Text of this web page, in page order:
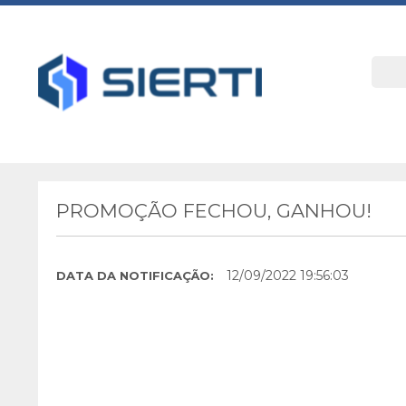
PROMOÇÃO FECHOU, GANHOU!
DATA DA NOTIFICAÇÃO: 12/09/2022 19:56:03